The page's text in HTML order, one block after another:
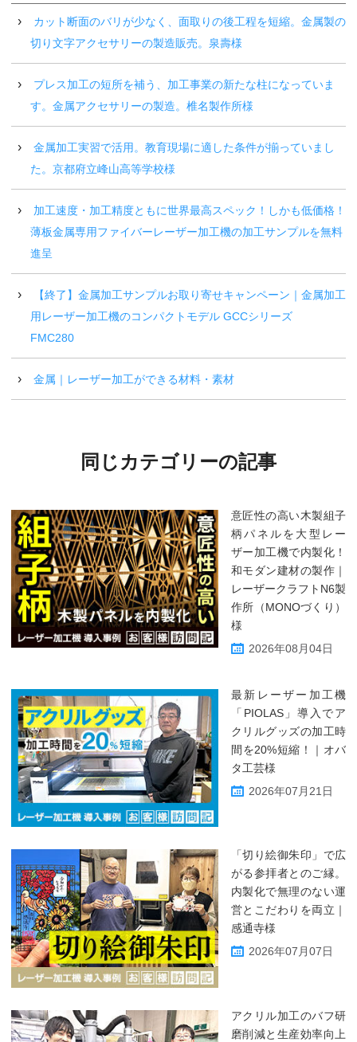
カット断面のバリが少なく、面取りの後工程を短縮。金属製の
切り文字アクセサリーの製造販売。泉壽様
プレス加工の短所を補う、加工事業の新たな柱になっていま
す。金属アクセサリーの製造。椎名製作所様
金属加工実習で活用。教育現場に適した条件が揃っていまし
た。京都府立峰山高等学校様
加工速度・加工精度ともに世界最高スペック！しかも低価格！
薄板金属専用ファイバーレーザー加工機の加工サンプルを無料
進呈
【終了】金属加工サンプルお取り寄せキャンペーン｜金属加工
用レーザー加工機のコンパクトモデル GCCシリーズ
FMC280
金属｜レーザー加工ができる材料・素材
同じカテゴリーの記事
意匠性の高い木製組子
柄パネルを大型レー
ザー加工機で内製化！
和モダン建材の製作｜
レーザークラフトN6製
作所（MONOづくり）
様
2026年08月04日
最新レーザー加工機
「PIOLAS」導入でア
クリルグッズの加工時
間を20%短縮！｜オバ
タ工芸様
2026年07月21日
「切り絵御朱印」で広
がる参拝者とのご縁。
内製化で無理のない運
営とこだわりを両立｜
感通寺様
2026年07月07日
アクリル加工のバフ研
磨削減と生産効率向上